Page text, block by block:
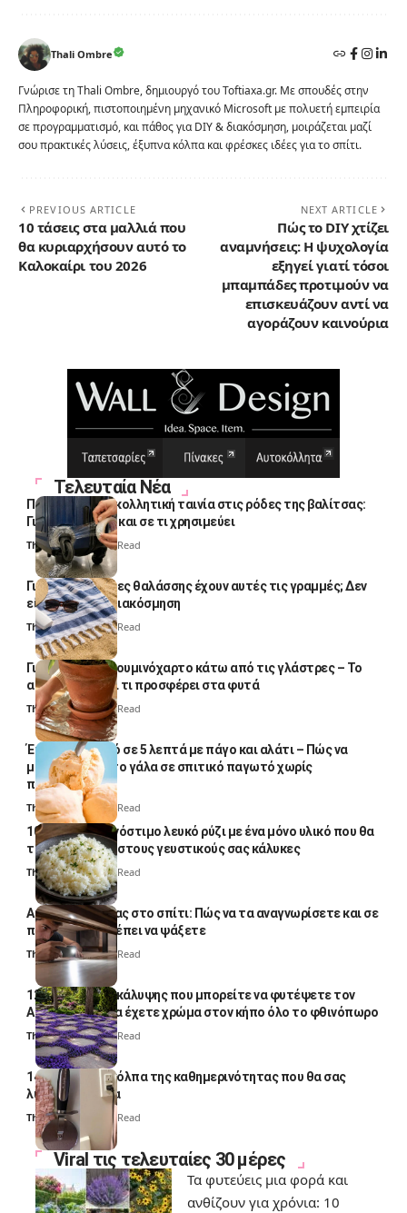
Thali Ombre
Γνώρισε τη Thali Ombre, δημιουργό του Toftiaxa.gr. Με σπουδές στην
Πληροφορική, πιστοποιημένη μηχανικό Microsoft με πολυετή εμπειρία
σε προγραμματισμό, και πάθος για DIY & διακόσμηση, μοιράζεται μαζί
σου πρακτικές λύσεις, έξυπνα κόλπα και φρέσκες ιδέες για το σπίτι.
PREVIOUS ARTICLE
10 τάσεις στα μαλλιά που
θα κυριαρχήσουν αυτό το
Καλοκαίρι του 2026
NEXT ARTICLE
Πώς το DIY χτίζει
αναμνήσεις: Η ψυχολογία
εξηγεί γιατί τόσοι
μπαμπάδες προτιμούν να
επισκευάζουν αντί να
αγοράζουν καινούρια
Τελευταία Νέα
Πολλοί βάζουν κολλητική ταινία στις ρόδες της βαλίτσας:
Γιατί το κάνουν και σε τι χρησιμεύει
Thali Ombre 4 Min Read
Γιατί οι πετσέτες θαλάσσης έχουν αυτές τις γραμμές; Δεν
είναι μόνο για διακόσμηση
Thali Ombre5 Min Read
Γιατί βάζουν αλουμινόχαρτο κάτω από τις γλάστρες – Το
απλό κόλπο και τι προσφέρει στα φυτά
Thali Ombre4 Min Read
Έτοιμο παγωτό σε 5 λεπτά με πάγο και αλάτι – Πώς να
μετατρέψετε το γάλα σε σπιτικό παγωτό χωρίς
παγωτομηχανή
Thali Ombre 4 Min Read
10 φορές ποιο νόστιμο λευκό ρύζι με ένα μόνο υλικό που θα
το απογειώσει στους γευστικούς σας κάλυκες
Thali Ombre4 Min Read
Αυγά κατσαρίδας στο σπίτι: Πώς να τα αναγνωρίσετε και σε
ποια σημεία πρέπει να ψάξετε
Thali Ombre4 Min Read
12 φυτά εδαφοκάλυψης που μπορείτε να φυτέψετε τον
Αύγουστο για να έχετε χρώμα στον κήπο όλο το φθινόπωρο
Thali Ombre7 Min Read
14 πανέξυπνα κόλπα της καθημερινότητας που θα σας
λύσουν τα χέρια
Thali Ombre 6 Min Read
Viral τις τελευταίες 30 μέρες
Τα φυτεύεις μια φορά και
ανθίζουν για χρόνια: 10